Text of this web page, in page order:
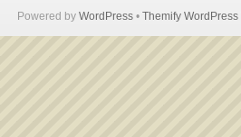
Powered by WordPress • Themify WordPress